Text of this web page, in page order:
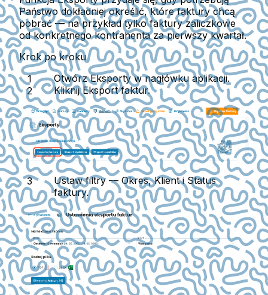
Państwo dokładniej określić, które faktury chcą
pobrać — na przykład tylko faktury zaliczkowe
od konkretnego kontrahenta za pierwszy kwartał.
Krok po kroku
OtwórzEksportyw nagłówku aplikacji.
KliknijEksport faktur.
Ustaw filtry — Okres,Klienti Status
faktury.